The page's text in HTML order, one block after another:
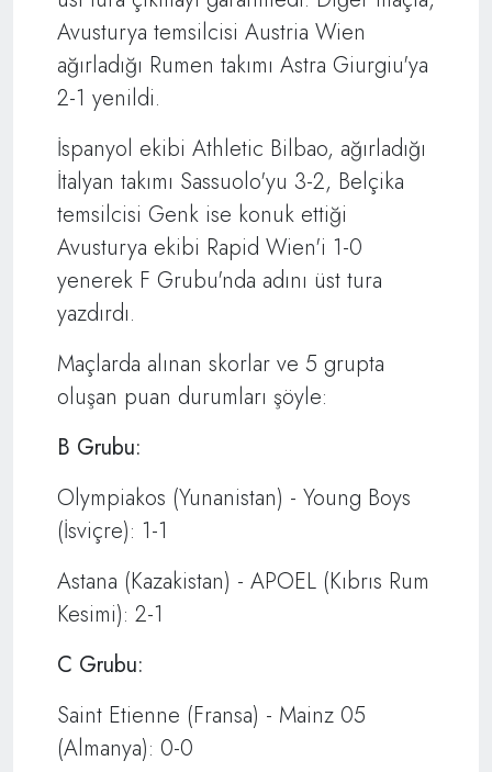
Avusturya temsilcisi Austria Wien
ağırladığı Rumen takımı Astra Giurgiu'ya
2-1 yenildi.
İspanyol ekibi Athletic Bilbao, ağırladığı
İtalyan takımı Sassuolo'yu 3-2, Belçika
temsilcisi Genk ise konuk ettiği
Avusturya ekibi Rapid Wien'i 1-0
yenerek F Grubu'nda adını üst tura
yazdırdı.
Maçlarda alınan skorlar ve 5 grupta
oluşan puan durumları şöyle:
B Grubu:
Olympiakos (Yunanistan) - Young Boys
(İsviçre): 1-1
Astana (Kazakistan) - APOEL (Kıbrıs Rum
Kesimi): 2-1
C Grubu:
Saint Etienne (Fransa) - Mainz 05
(Almanya): 0-0